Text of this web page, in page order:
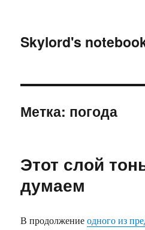
Skylord's
Метка: погода
Этот слой
думаем
В продолжениеодного из